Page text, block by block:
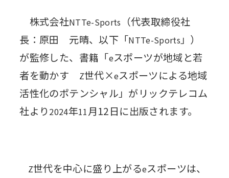
株式会社NTTe-Sports
（代表取締役社
長：原田 元晴、以下「NTTe-Sports」）
が監修した、書籍「eスポーツが地域と若
者を動かす
Z世代×eスポーツによる地域
活性化のポテンシャル」がリックテレコム
社より 2024年11月12日に出版されます。
Z世代を中心に盛り上がるeスポーツは、